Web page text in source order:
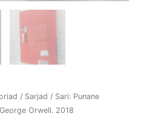
/ Sarjad / Sari: Punane
Orwell. 2018